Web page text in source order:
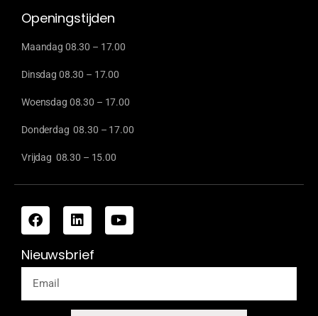
Openingstijden
Maandag 08.30 – 17.00
Dinsdag 08.30 – 17.00
Woensdag 08.30 – 17.00
Donderdag 08.30 – 17.00
Vrijdag 08.30 – 15.00
Nieuwsbrief